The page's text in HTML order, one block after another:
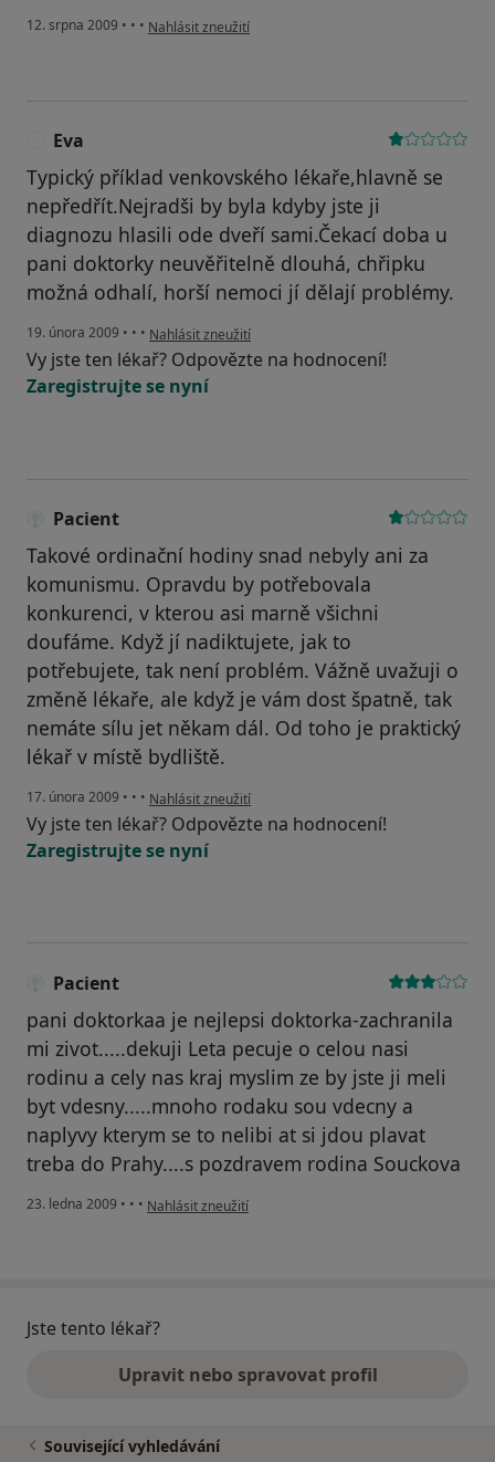
12. srpna 2009 • • • podle názoru uživatele František
Nahlásit zneužití
Eva
Typický příklad venkovského lékaře,hlavně se
nepředřít.Nejradši by byla kdyby jste ji
diagnozu hlasili ode dveří sami.Čekací doba u
pani doktorky neuvěřitelně dlouhá, chřipku
možná odhalí, horší nemoci jí dělají problémy.
19. února 2009 • • • podle názoru uživatele Eva
Nahlásit zneužití
Vy jste ten lékař? Odpovězte na hodnocení!
Zaregistrujte se nyní
Pacient
Takové ordinační hodiny snad nebyly ani za
komunismu. Opravdu by potřebovala
konkurenci, v kterou asi marně všichni
doufáme. Když jí nadiktujete, jak to
potřebujete, tak není problém. Vážně uvažuji o
změně lékaře, ale když je vám dost špatně, tak
nemáte sílu jet někam dál. Od toho je praktický
lékař v místě bydliště.
17. února 2009 • • • podle názoru uživatele Pacient
Nahlásit zneužití
Vy jste ten lékař? Odpovězte na hodnocení!
Zaregistrujte se nyní
Pacient
pani doktorkaa je nejlepsi doktorka-zachranila
mi zivot.....dekuji Leta pecuje o celou nasi
rodinu a cely nas kraj myslim ze by jste ji meli
byt vdesny.....mnoho rodaku sou vdecny a
naplyvy kterym se to nelibi at si jdou plavat
treba do Prahy....s pozdravem rodina Souckova
23. ledna 2009 • • • podle názoru uživatele Pacient
Nahlásit zneužití
Jste tento lékař?
Upravit nebo spravovat profil
Související vyhledávání